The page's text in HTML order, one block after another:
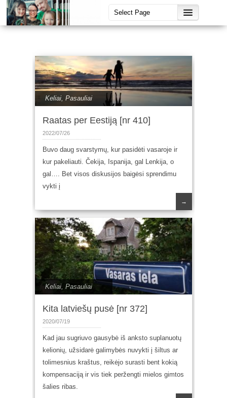
Keliai, Pasauliai
Raatas per Eestiją [nr 410]
2022/07/26
Buvo daug svarstymų, kur pasidėti vasaroje ir
kur pakeliauti. Čekija, Ispanija, gal Lenkija, o
gal…. Bet visos diskusijos baigėsi sprendimu
vykti į
→
Keliai, Pasauliai
Kita latviešų pusė [nr 372]
2020/07/19
Kad jau sugriuvo gausybė iš anksto suplanuotų
kelionių, užsidarė galimybės nuvykti į šiltus ar
tolimesnius kraštus, reikėjo surasti bent kokią
kompensaciją ir vis tiek peržengti mielos gimtos
šalies ribas.